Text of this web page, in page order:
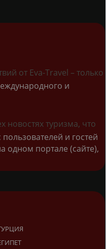
от Eva-Travel – только
и
новостях туризма, что
и гостей
одном портале (сайте),